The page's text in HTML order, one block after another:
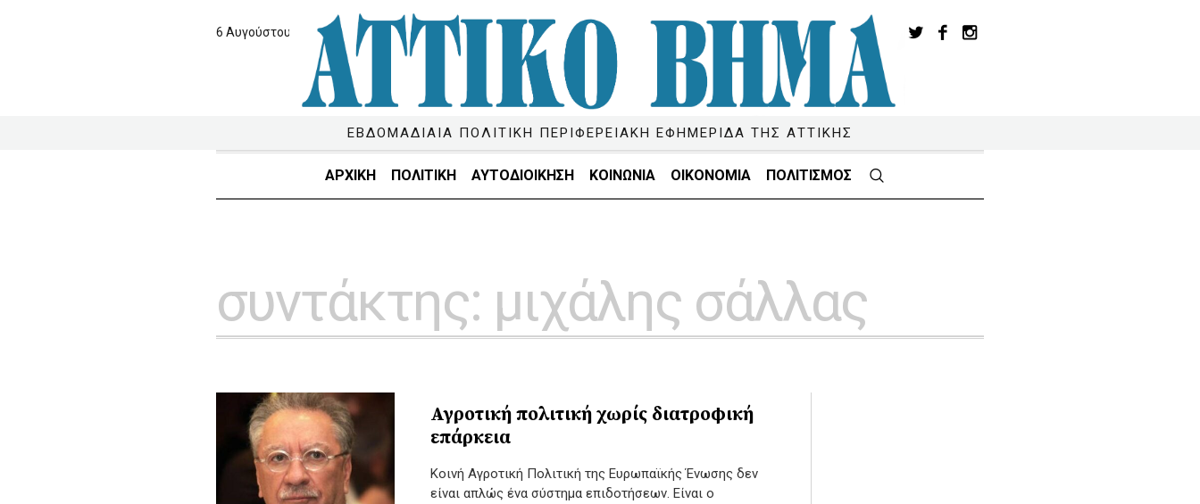
6 Αυγούστου 2026
ΕΒΔΟΜΑΔΙΑΙΑ ΠΟΛΙΤΙΚΗ ΠΕΡΙΦΕΡΕΙΑΚΗ ΕΦΗΜΕΡΙΔΑ ΤΗΣ ΑΤΤΙΚΗΣ
ΑΡΧΙΚΗ ΠΟΛΙΤΙΚΗ ΑΥΤΟΔΙΟΙΚΗΣΗ ΚΟΙΝΩΝΙΑ ΟΙΚΟΝΟΜΙΑ ΠΟΛΙΤΙΣΜΟΣ
συντάκτης: μιχάλης σάλλας
Αγροτική πολιτική χωρίς διατροφική
επάρκεια
Κοινή Αγροτική Πολιτική της Ευρωπαϊκής Ένωσης δεν
είναι απλώς ένα σύστημα επιδοτήσεων. Είναι ο